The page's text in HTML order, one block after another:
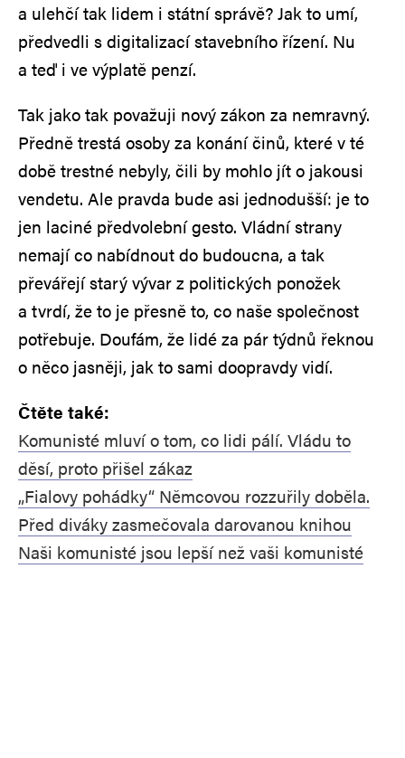
a ulehčí tak lidem i státní správě? Jak to umí,
předvedli s digitalizací stavebního řízení. Nu
a teď i ve výplatě penzí.
Tak jako tak považuji nový zákon za nemravný.
Předně trestá osoby za konání činů, které v té
době trestné nebyly, čili by mohlo jít o jakousi
vendetu. Ale pravda bude asi jednodušší: je to
jen laciné předvolební gesto. Vládní strany
nemají co nabídnout do budoucna, a tak
převářejí starý vývar z politických ponožek
a tvrdí, že to je přesně to, co naše společnost
potřebuje. Doufám, že lidé za pár týdnů řeknou
o něco jasněji, jak to sami doopravdy vidí.
Čtěte také:
Komunisté mluví o tom, co lidi pálí. Vládu to
děsí, proto přišel zákaz
„Fialovy pohádky“ Němcovou rozzuřily doběla.
Před diváky zasmečovala darovanou knihou
Naši komunisté jsou lepší než vaši komunisté